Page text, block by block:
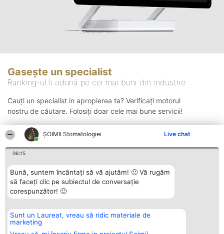
ȘOIMII Stomatologiei Live chat
06:15
Bună, suntem încântați să vă ajutăm! 🙂 Vă rugăm
să faceți clic pe subiectul de conversație
corespunzător! 🙂
Sunt un Laureat, vreau să ridic materiale de
marketing
Gasește un specialist
Ranking-ul îi adună pe cei mai buni din industrie
Cauți un specialist in apropierea ta? Verificați motorul
nostru de căutare. Folosiți doar cele mai bune servicii!
Organizator Ranking
BRIGHT SOLUTIONS BR SRL
Aleea Timisul De Sus 2 Bl. A30
Plebiscyt
Lista Tuturor
Contact